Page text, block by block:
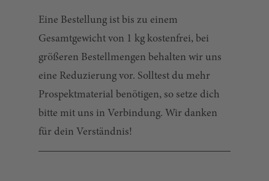
Eine Bestellung ist bis zu einem
Gesamtgewicht von 1 kg kostenfrei, bei
größeren Bestellmengen behalten wir uns
eine Reduzierung vor. Solltest du mehr
Prospektmaterial benötigen, so setze dich
bitte mit uns in Verbindung. Wir danken
für dein Verständnis!